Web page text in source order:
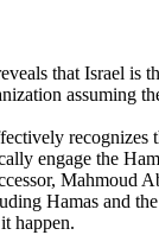
that Israel
assuming
engage the
Hamas and
happen.